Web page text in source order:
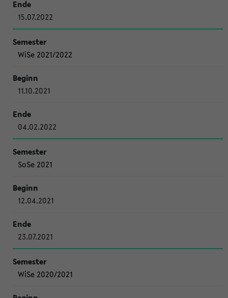
15.07.2022
WiSe 2021/2022
11.10.2021
04.02.2022
SoSe 2021
12.04.2021
23.07.2021
WiSe 2020/2021